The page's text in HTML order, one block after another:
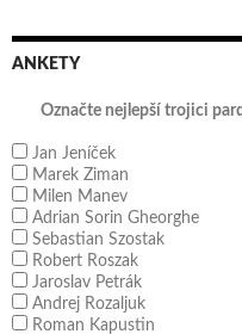
ANKETY
Označte nejlepší trojici
Jan Jeníček
Marek Ziman
Milen Manev
Adrian Sorin Gheorghe
Sebastian Szostak
Robert Roszak
Jaroslav Petrák
Andrej Rozaljuk
Roman Kapustin